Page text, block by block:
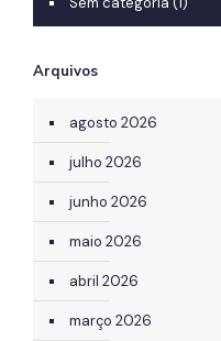
Arquivos
agosto 2026
julho 2026
junho 2026
maio 2026
abril 2026
março 2026